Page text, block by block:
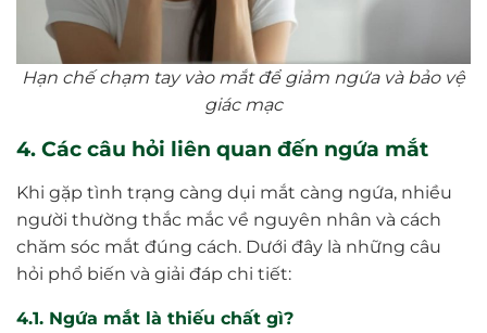
Hạn chế chạm tay vào mắt để giảm ngứa và bảo vệ
giác mạc
4. Các câu hỏi liên quan đến ngứa mắt
Khi gặp tình trạng càng dụi mắt càng ngứa, nhiều
người thường thắc mắc về nguyên nhân và cách
chăm sóc mắt đúng cách. Dưới đây là những câu
hỏi phổ biến và giải đáp chi tiết:
4.1. Ngứa mắt là thiếu chất gì?